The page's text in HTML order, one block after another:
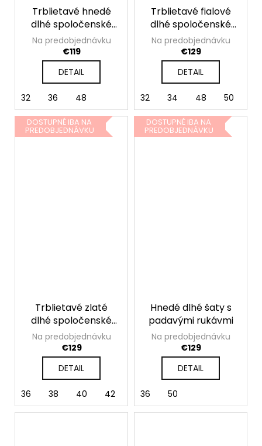
Trblietavé hnedé
dlhé spoločenské
šaty s rozparkom
Na predobjednávku
€119
DETAIL
32 36 48
Trblietavé fialové
dlhé spoločenské
šaty s rozparkom
Na predobjednávku
€129
DETAIL
32 34 48 50
DOSTUPNÉ IBA NA
PREDOBJEDNÁVKU
Trblietavé zlaté
dlhé spoločenské
šaty s rozparkom
Na predobjednávku
€129
DETAIL
36 38 40 42 44
DOSTUPNÉ IBA NA
PREDOBJEDNÁVKU
Hnedé dlhé šaty s
padavými rukávmi
Na predobjednávku
€129
DETAIL
36 50